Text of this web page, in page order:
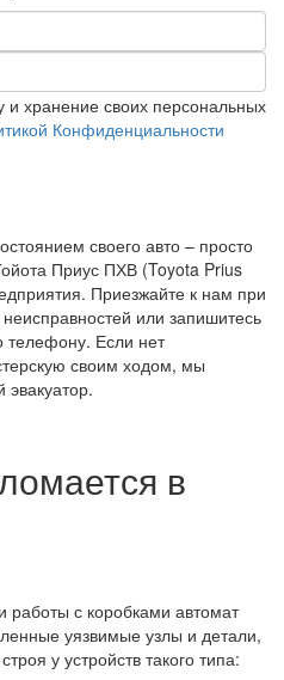
и хранение своих персональных
Конфиденциальности
своего авто – просто
Приус ПХВ (Toyota Prius
Приезжайте к нам при
или запишитесь
телефону. Если нет
своим ходом, мы
в
работы с коробками автомат
уязвимые узлы и детали,
у устройств такого типа: